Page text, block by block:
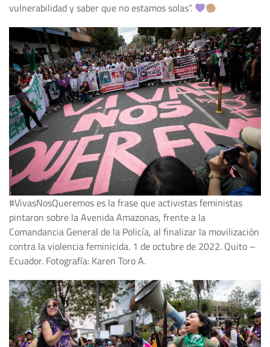
vulnerabilidad y saber que no estamos solas”.
#VivasNosQueremos es la frase que activistas feministas
pintaron sobre la Avenida Amazonas, frente a la
Comandancia General de la Policía, al finalizar la movilización
contra la violencia feminicida. 1 de octubre de 2022. Quito –
Ecuador. Fotografía: Karen Toro A.